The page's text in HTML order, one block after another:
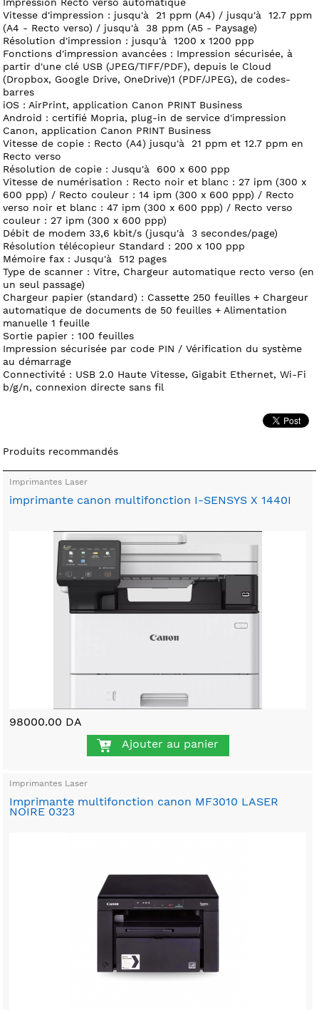
Vitesse d'impression : jusqu'à 21 ppm (A4) / jusqu'à 12.7 ppm
(A4 - Recto verso) / jusqu'à 38 ppm (A5 - Paysage)
Résolution d'impression : jusqu'à 1200 x 1200 ppp
Fonctions d'impression avancées : Impression sécurisée, à
partir d'une clé USB (JPEG/TIFF/PDF), depuis le Cloud
(Dropbox, Google Drive, OneDrive)1 (PDF/JPEG), de codes-
barres
iOS : AirPrint, application Canon PRINT Business
Android : certifié Mopria, plug-in de service d'impression
Canon, application Canon PRINT Business
Vitesse de copie : Recto (A4) jusqu'à 21 ppm et 12.7 ppm en
Recto verso
Résolution de copie : Jusqu'à 600 x 600 ppp
Vitesse de numérisation : Recto noir et blanc : 27 ipm (300 x
600 ppp) / Recto couleur : 14 ipm (300 x 600 ppp) / Recto
verso noir et blanc : 47 ipm (300 x 600 ppp) / Recto verso
couleur : 27 ipm (300 x 600 ppp)
Débit de modem 33,6 kbit/s (jusqu'à 3 secondes/page)
Résolution télécopieur Standard : 200 x 100 ppp
Mémoire fax : Jusqu'à 512 pages
Type de scanner : Vitre, Chargeur automatique recto verso (en
un seul passage)
Chargeur papier (standard) : Cassette 250 feuilles + Chargeur
automatique de documents de 50 feuilles + Alimentation
manuelle 1 feuille
Sortie papier : 100 feuilles
Impression sécurisée par code PIN / Vérification du système
au démarrage
Connectivité : USB 2.0 Haute Vitesse, Gigabit Ethernet, Wi-Fi
b/g/n, connexion directe sans fil
Produits recommandés
Imprimantes Laser
imprimante canon multifonction I-SENSYS X 1440I
98000.00 DA
Ajouter au panier
Imprimantes Laser
Imprimante multifonction canon MF3010 LASER
NOIRE 0323